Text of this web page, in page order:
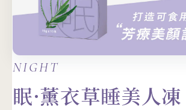
NIGHT
眠·薰衣草睡美人凍